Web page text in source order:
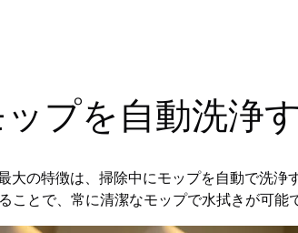
プを自動洗浄
大の特徴は、掃除中にモップを自動で洗
ことで、常に清潔なモップで水拭きが可能